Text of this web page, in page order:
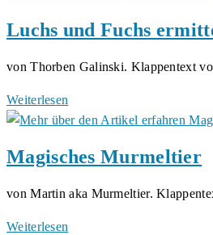
Luchs und Fuchs
von Thorben Galinski. Klappentext
Weiterlesen
und
ermitteln:
Karfunkel
Magisches Murmeltier
von Martin aka Murmeltier.
Weiterlesen